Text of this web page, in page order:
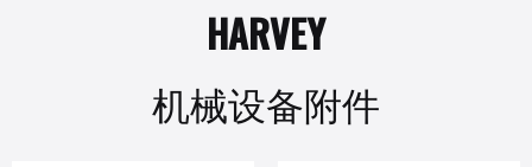
HARVEY
机械设备附件